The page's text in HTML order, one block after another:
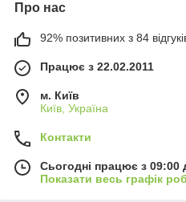
Про нас
92% позитивних з 84
Працює з 22.02.2011
м. Київ
Київ, Україна
Контакти
Сьогодні працює з 09:00
Показати весь графік